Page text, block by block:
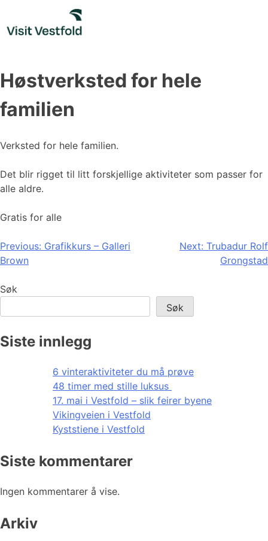
content
Høstverksted for hele
familien
Verksted for hele familien.
Det blir rigget til litt forskjellige aktiviteter som passer for
alle aldre.
Gratis for alle
Innleggsnavigasjon
Previous: Grafikkurs – Galleri
Brown
Next: Trubadur Rolf
Grongstad
Søk
Søk
Siste innlegg
6 vinteraktiviteter du må prøve
48 timer med stille luksus
17. mai i Vestfold – slik feirer byene
Vikingveien i Vestfold
Kyststiene i Vestfold
Siste kommentarer
Ingen kommentarer å vise.
Arkiv